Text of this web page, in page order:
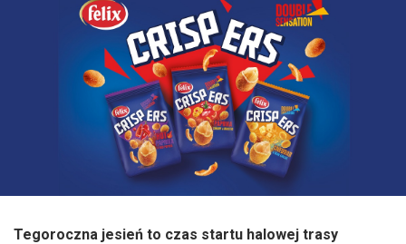
Tegoroczna jesień to czas startu halowej trasy